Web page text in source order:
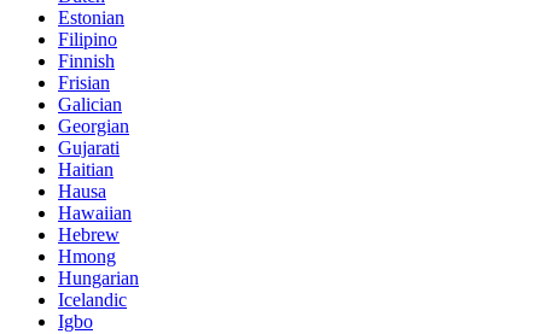
Estonian
Filipino
Finnish
Frisian
Galician
Georgian
Gujarati
Haitian
Hausa
Hawaiian
Hebrew
Hmong
Hungarian
Icelandic
Igbo